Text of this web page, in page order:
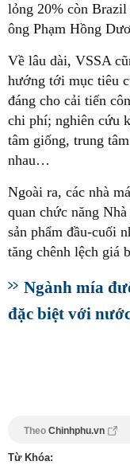
lỏng 20% còn Brazil
ông Phạm Hồng
Về lâu dài, VSSA
hướng tới mục tiêu
đáng cho cải tiến
chi phí; nghiên cứu
tâm giống, trung
nhau…
Ngoài ra, các nhà
quan chức năng
sản phẩm đầu-cuối
tăng chênh lệch giá
Ngành mía
đặc biệt với
Theo Chinhphu.vn
Từ Khóa: